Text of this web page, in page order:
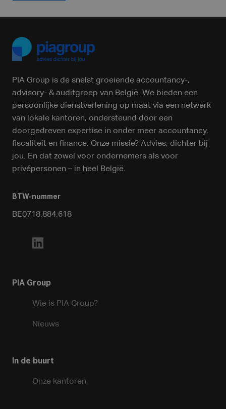
PIA Group is de snelst groeiende accountancy-,
advisory- & auditgroep van België. We bieden een
persoonlijke dienstverlening op maat via een netwerk
van lokale kantoren, ondersteund door een
doorgedreven expertise in onder meer accountancy,
fiscaliteit en finance. Onze missie? Advies, dichter bij
jou. En dat zowel voor ondernemers als voor
privépersonen – in heel België.
BTW-nummer
BE0718.884.618
PIA Group
Wie is PIA Group?
Nieuws
In de buurt
Onze kantoren